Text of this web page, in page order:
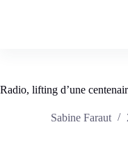
Radio, lifting d’une
Sabine Faraut